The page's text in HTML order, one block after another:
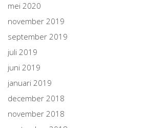
mei 2020
november 2019
september 2019
juli 2019
juni 2019
januari 2019
december 2018
november 2018